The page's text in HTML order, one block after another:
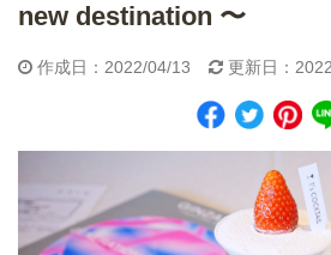
new destination 〜
作成日：2022/04/13 更新日：